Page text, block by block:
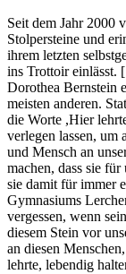
Seit dem Jahr 2000
Stolpersteine und
ihrem letzten
ins Trottoir
Dorothea Bernstein
meisten anderen.
die Worte ,Hier
verlegen lassen, um
und Mensch an
machen, dass sie
sie damit für immer
Gymnasiums
vergessen, wenn
diesem Stein vor
an diesen
lehr­te, lebendig